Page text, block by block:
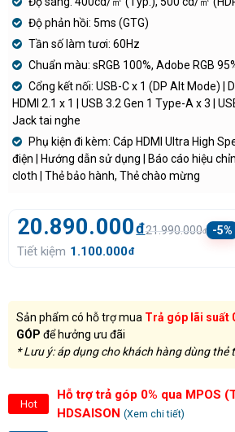
Độ phản hồi: 5ms (GTG)
Tần số làm tươi: 60Hz
Chuẩn màu: sRGB 100%, Adobe RGB
Cổng kết nối: USB-C x 1 (DP Alt Mode) |
HDMI 2.1 x 1 | USB 3.2 Gen 1 Type-A x 3 |
Jack tai nghe
Phụ kiện đi kèm: Cáp HDMI Ultra High
điện | Hướng dẫn sử dụng | Báo cáo hiệu
cloth | Thẻ bảo hành, Thẻ chào mừng
20.890.000đ21.990.000đ -5%
Tiết kiệm 1.100.000đ
Sản phẩm có hỗ trợ mua Trả góp lãi suất
GÓP để hưởng ưu đãi
* Lưu ý: áp dụng cho khách hàng dùng thẻ
Hot
Hỗ trợ trả góp 0% qua MPOS
HDSAISON (Xem chi tiết)